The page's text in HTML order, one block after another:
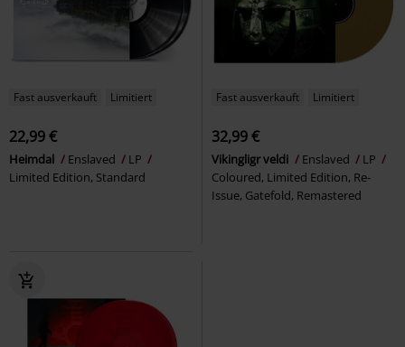
Fast ausverkauft Limitiert
22,99 €
Heimdal Enslaved
LP
Limited Edition, Standard
Fast ausverkauft Limitiert
32,99 €
Vikingligr veldi Enslaved
LP
Coloured, Limited Edition, Re-
Issue, Gatefold, Remastered